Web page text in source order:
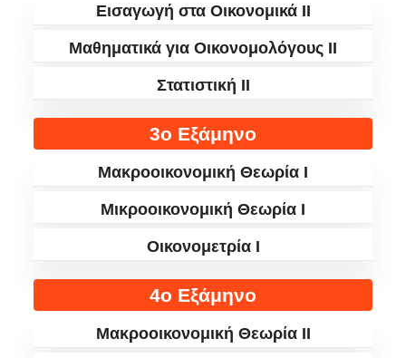
Εισαγωγή στα Οικονομικά II
Μαθηματικά για Οικονομολόγους II
Στατιστική II
3ο Εξάμηνο
Μακροοικονομική Θεωρία I
Μικροοικονομική Θεωρία I
Οικονομετρία I
4ο Εξάμηνο
Μακροοικονομική Θεωρία IΙ